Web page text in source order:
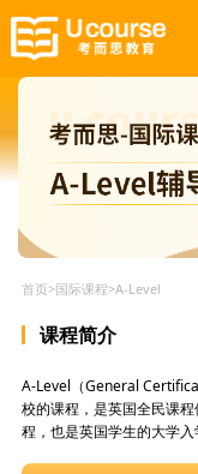
首页>国际课程>A-Level
课程简介
A-Level（General
校的课程，是英国全民课
程，也是英国学生的大学入